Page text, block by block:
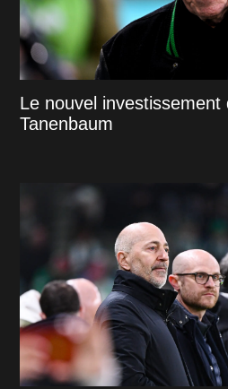
Le nouvel investissement
Tanenbaum